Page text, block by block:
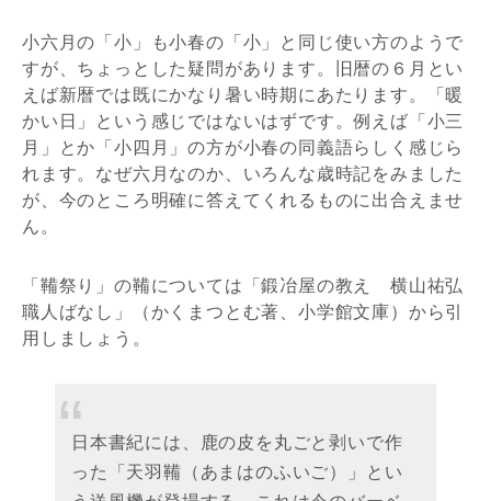
小六月の「小」も小春の「小」と同じ使い方のようで
すが、ちょっとした疑問があります。旧暦の６月とい
えば新暦では既にかなり暑い時期にあたります。「暖
かい日」という感じではないはずです。例えば「小三
月」とか「小四月」の方が小春の同義語らしく感じら
れます。なぜ六月なのか、いろんな歳時記をみました
が、今のところ明確に答えてくれるものに出合えませ
ん。
「鞴祭り」の鞴については「鍛冶屋の教え 横山祐弘
職人ばなし」（かくまつとむ著、小学館文庫）から引
用しましょう。
日本書紀には、鹿の皮を丸ごと剥いで作
った「天羽鞴（あまはのふいご）」とい